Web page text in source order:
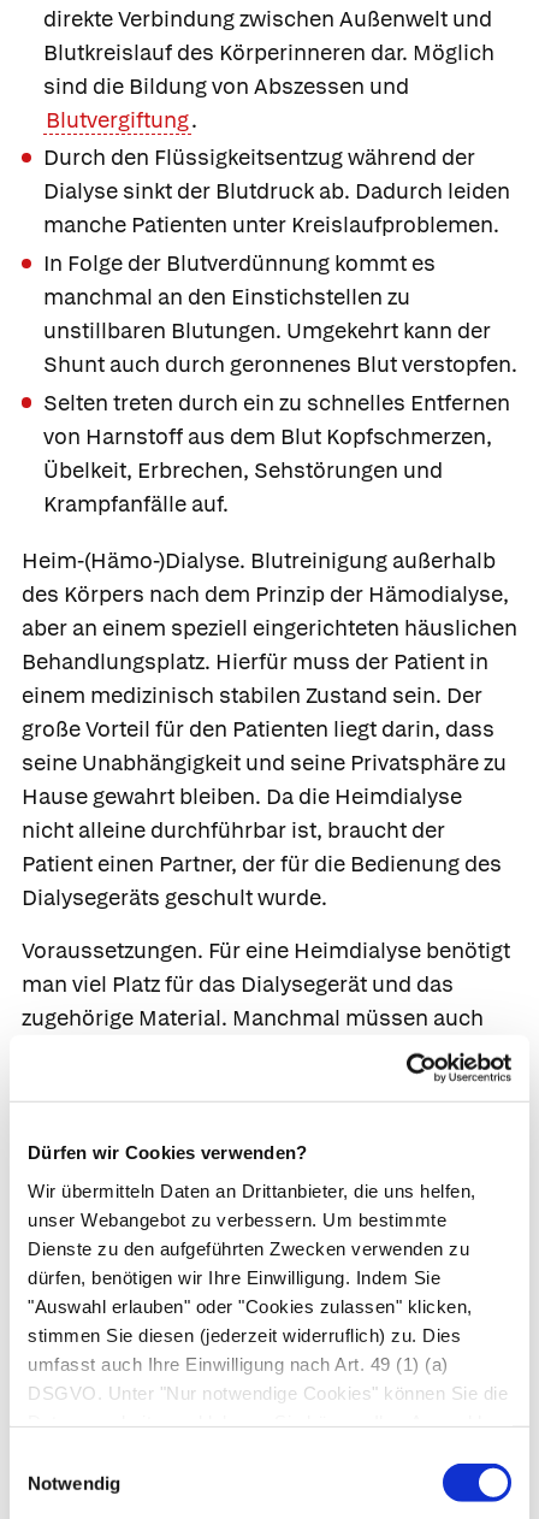
Dürfen wir Cookies verwenden?
Wir übermitteln Daten an Drittanbieter, die uns helfen,
unser Webangebot zu verbessern. Um bestimmte
Dienste zu den aufgeführten Zwecken verwenden zu
dürfen, benötigen wir Ihre Einwilligung. Indem Sie
"Auswahl erlauben" oder "Cookies zulassen" klicken,
stimmen Sie diesen (jederzeit widerruflich) zu. Dies
umfasst auch Ihre Einwilligung nach Art. 49 (1) (a)
DSGVO. Unter "Nur notwendige Cookies" können Sie die
Notwendig
direkte Verbindung zwischen Außenwelt und
Blutkreislauf des Körperinneren dar. Möglich
sind die Bildung von Abszessen und
Blutvergiftung.
Durch den Flüssigkeitsentzug während der
Dialyse sinkt der Blutdruck ab. Dadurch leiden
manche Patienten unter Kreislaufproblemen.
In Folge der Blutverdünnung kommt es
manchmal an den Einstichstellen zu
unstillbaren Blutungen. Umgekehrt kann der
Shunt auch durch geronnenes Blut verstopfen.
Selten treten durch ein zu schnelles Entfernen
von Harnstoff aus dem Blut Kopfschmerzen,
Übelkeit, Erbrechen, Sehstörungen und
Krampfanfälle auf.
Heim-(Hämo-)Dialyse. Blutreinigung außerhalb
des Körpers nach dem Prinzip der Hämodialyse,
aber an einem speziell eingerichteten häuslichen
Behandlungsplatz. Hierfür muss der Patient in
einem medizinisch stabilen Zustand sein. Der
große Vorteil für den Patienten liegt darin, dass
seine Unabhängigkeit und seine Privatsphäre zu
Hause gewahrt bleiben. Da die Heimdialyse
nicht alleine durchführbar ist, braucht der
Patient einen Partner, der für die Bedienung des
Dialysegeräts geschult wurde.
Voraussetzungen. Für eine Heimdialyse benötigt
man viel Platz für das Dialysegerät und das
zugehörige Material. Manchmal müssen auch
jederzeit telefonisch erreichbar und in der Nähe
sein.
Peritonealdialyse
Peritonealdialyse.Blutreinigung ohne
Dialysemaschine. Das gut durchblutete
Bauchfell dient als Filterstation. Sie wird deshalb
auch Bauchfelldialyse genannt. Der Patient führt
Wirkprinzip.
Das Dialysat wird aus einem Beutel